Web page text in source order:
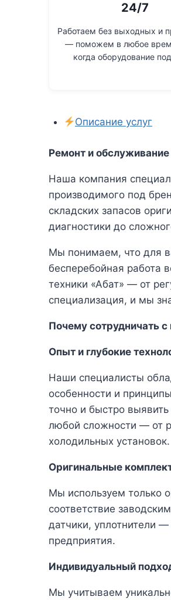
24/7
Работаем без выходных и
— поможем в любое
когда оборудование
Описание услуг
Ремонт и
Наша компания
производимого под
складских запасов
диагностики до
Мы понимаем, что для
бесперебойная работа
техники «Абат» — от
специализация, и мы
Почему сотрудничать
Опыт и глубокие
Наши специалисты
особенности и
точно и быстро
любой сложности — от
холодильных установок.
Оригинальные
Мы используем только
соответствие
датчики, уплотнители
предприятия.
Индивидуальный
Мы учитываем